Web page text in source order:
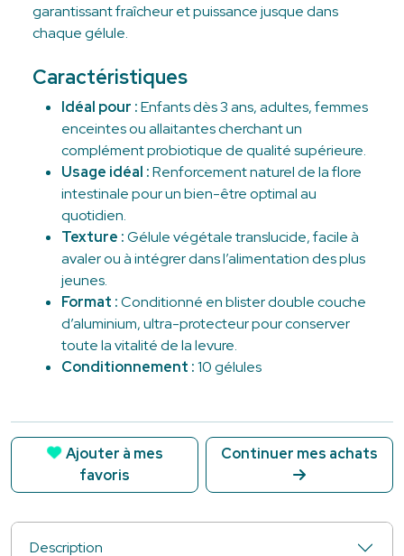
garantissant fraîcheur et puissance jusque dans
chaque gélule.
Caractéristiques
Idéal pour :Enfants dès 3 ans, adultes, femmes
enceintes ou allaitantes cherchant un
complément probiotique de qualité supérieure.
Usage idéal :Renforcement naturel de la flore
intestinale pour un bien-être optimal au
quotidien.
Texture :Gélule végétale translucide, facile à
avaler ou à intégrer dans l’alimentation des plus
jeunes.
Format :Conditionné en blister double couche
d’aluminium, ultra-protecteur pour conserver
toute la vitalité de la levure.
Conditionnement :10 gélules
Ajouter à mes
favoris
Continuer mes achats
Description